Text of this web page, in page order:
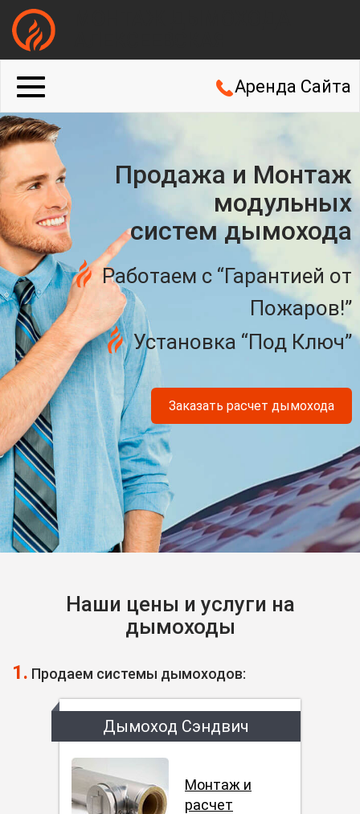
Аренда Сайта
Продажа и Монтаж
модульных
систем дымохода
Работаем с “Гарантией от
Пожаров!”
Установка “Под Ключ”
Заказать расчет дымохода
Наши цены и услуги на
дымоходы
1. Продаем системы дымоходов:
Дымоход Сэндвич
Монтаж и
расчет